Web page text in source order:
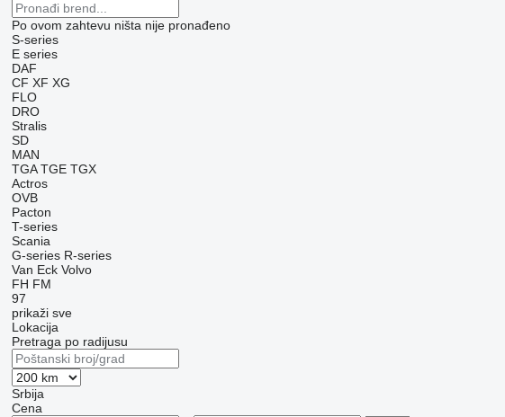
Po ovom zahtevu ništa nije pronađeno
S-series
E series
DAF
CF XF XG
FLO
DRO
Stralis
SD
MAN
TGA TGE TGX
Actros
OVB
Pacton
T-series
Scania
G-series R-series
Van Eck Volvo
FH FM
97
prikaži sve
Lokacija
Pretraga po radijusu
Srbija
Cena